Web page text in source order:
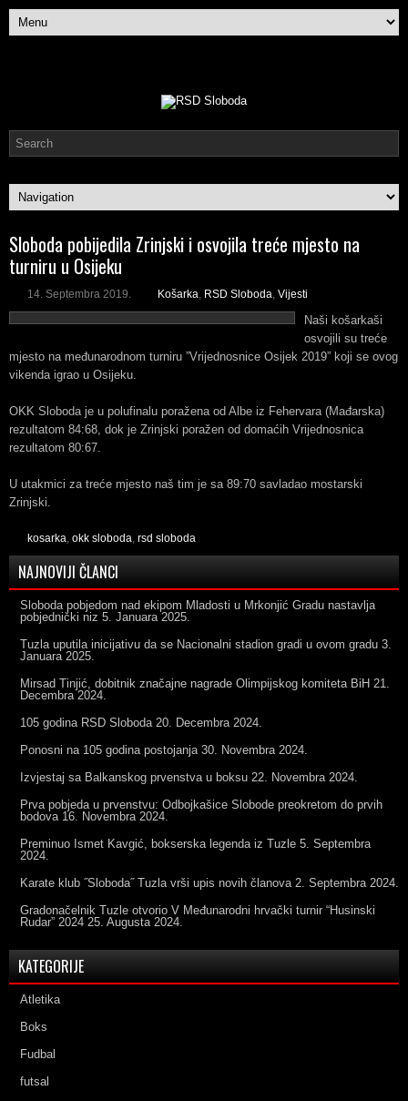
Sloboda pobijedila Zrinjski i osvojila treće mjesto na
turniru u Osijeku
14. Septembra 2019. Košarka, RSD Sloboda, Vijesti
Naši košarkaši
osvojili su treće
mjesto na međunarodnom turniru ”Vrijednosnice Osijek 2019” koji se ovog
vikenda igrao u Osijeku.
OKK Sloboda je u polufinalu poražena od Albe iz Fehervara (Mađarska)
rezultatom 84:68, dok je Zrinjski poražen od domaćih Vrijednosnica
rezultatom 80:67.
U utakmici za treće mjesto naš tim je sa 89:70 savladao mostarski
Zrinjski.
kosarka, okk sloboda, rsd sloboda
NAJNOVIJI ČLANCI
Sloboda pobjedom nad ekipom Mladosti u Mrkonjić Gradu nastavlja
pobjednički niz 5. Januara 2025.
Tuzla uputila inicijativu da se Nacionalni stadion gradi u ovom gradu 3.
Januara 2025.
Mirsad Tinjić, dobitnik značajne nagrade Olimpijskog komiteta BiH 21.
Decembra 2024.
105 godina RSD Sloboda 20. Decembra 2024.
Ponosni na 105 godina postojanja 30. Novembra 2024.
Izvjestaj sa Balkanskog prvenstva u boksu 22. Novembra 2024.
Prva pobjeda u prvenstvu: Odbojkašice Slobode preokretom do prvih
bodova 16. Novembra 2024.
Preminuo Ismet Kavgić, bokserska legenda iz Tuzle 5. Septembra
2024.
Karate klub ˝Sloboda˝ Tuzla vrši upis novih članova 2. Septembra 2024.
Gradonačelnik Tuzle otvorio V Međunarodni hrvački turnir “Husinski
Rudar” 2024 25. Augusta 2024.
KATEGORIJE
Atletika
Boks
Fudbal
futsal